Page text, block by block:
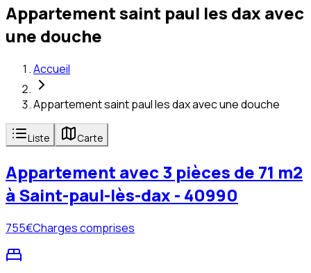
Appartement saint paul les dax avec
une douche
Accueil
Appartement saint paul les dax avec une douche
Liste Carte
Appartement avec 3 pièces de 71 m2
à Saint-paul-lès-dax - 40990
755€Charges comprises